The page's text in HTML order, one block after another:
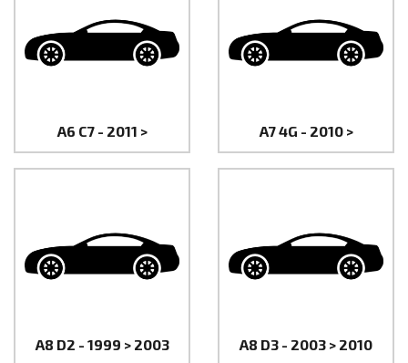
A6 C7 - 2011 > A7 4G - 2010 >
A8 D2 - 1999 > 2003 A8 D3 - 2003 > 2010